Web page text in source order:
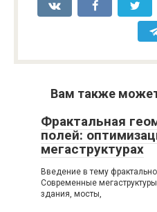
Вам также
Фрактальная
полей:
мегаструктурах
Введение в тему
Современные
здания, мосты,